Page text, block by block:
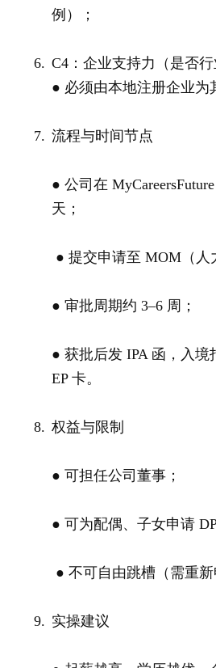
例）；
C4：企业支持力（是否行
● 必须由本地注册企业为
流程与时间节点
● 公司在
天；
● 提交申请至 MOM（人
● 审批周期约 3–6 周；
● 获批后发 IPA 函，入境
EP 卡。
权益与限制
● 可担任公司董事；
● 可为配偶、子女申请 DP
● 不可自由跳槽（需重新
实操建议